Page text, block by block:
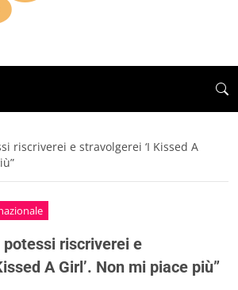
riscriverei e stravolgerei ‘I Kissed A
potessi riscriverei e
A Girl’. Non mi piace più”